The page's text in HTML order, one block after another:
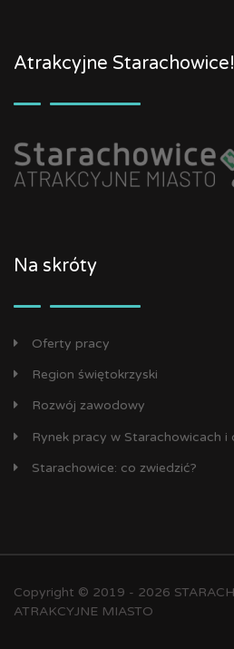
Atrakcyjne Starachowice!
Na skróty
Oferty pracy
Region świętokrzyski
Rozwój zawodowy
Rynek pracy w Starachowicach i
Starachowice: co zwiedzić?
Copyright © 2019 - 2026
ATRAKCYJNE MIASTO